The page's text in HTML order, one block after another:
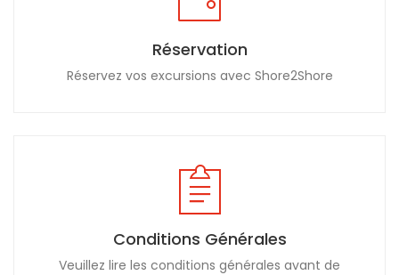
Réservation
Réservez vos excursions avec Shore2Shore
Conditions Générales
Veuillez lire les conditions générales avant de